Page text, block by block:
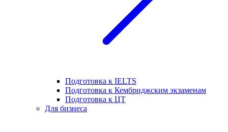
Подготовка к IELTS
Подготовка к Кембриджским экзаменам
Подготовка к ЦТ
Для бизнеса